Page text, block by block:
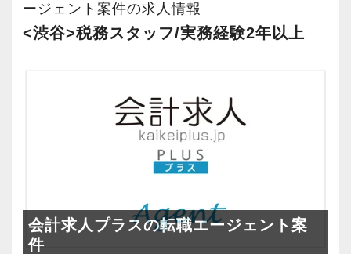
ージェント案件の求人情報
<渋谷>税務スタッフ/実務経験2年以上
会計求人プラスの転職エージェント案
件